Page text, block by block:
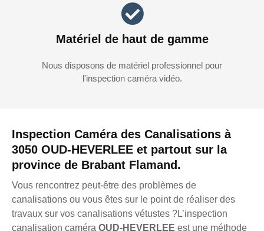
Inspection Caméra des Canalisations à
3050 OUD-HEVERLEE et partout sur la
province de Brabant Flamand.
Vous rencontrez peut-être des problèmes de
canalisations ou vous êtes sur le point de réaliser des
travaux sur vos canalisations vétustes ?L’inspection
canalisation caméra OUD-HEVERLEE est une méthode
Matériel de haut de gamme
Nous disposons de matériel professionnel pour
l'inspection caméra vidéo.